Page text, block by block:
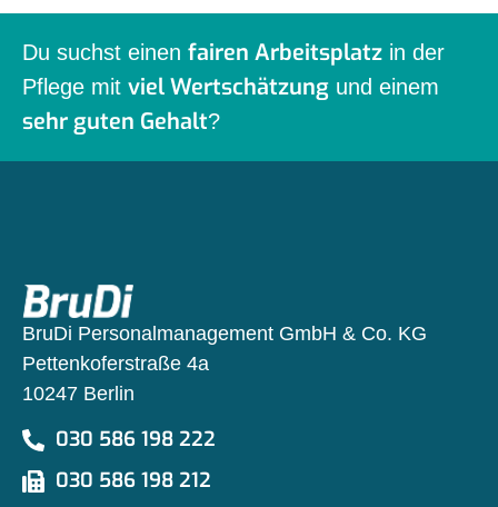
Du suchst einen fairen Arbeitsplatz in der
Pflege mit viel Wertschätzung und einem
sehr guten Gehalt?
BruDi Personalmanagement GmbH & Co. KG
Pettenkoferstraße 4a
10247 Berlin
030 586 198 222
030 586 198 212